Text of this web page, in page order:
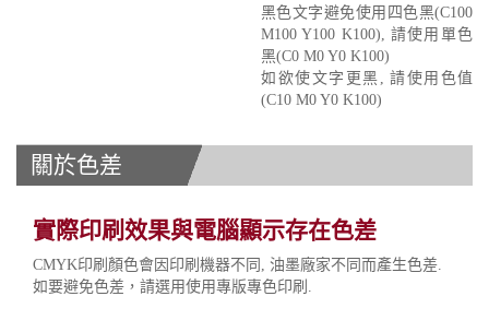
黑色文字避免使用四色黑(C100
M100 Y100 K100), 請使用單色
黑(C0 M0 Y0 K100)
如欲使文字更黑, 請使用色值
(C10 M0 Y0 K100)
關於色差
實際印刷效果與電腦顯示存在色差
CMYK印刷顏色會因印刷機器不同, 油墨廠家不同而產生色差.
如要避免色差，請選用使用專版專色印刷.